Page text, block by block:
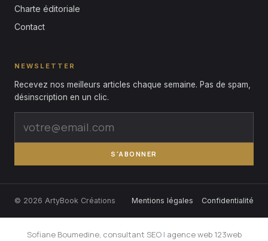
Charte éditoriale
Contact
NEWSLETTER
Recevez nos meilleurs articles chaque semaine. Pas de spam,
désinscription en un clic.
S'ABONNER
© 2026 ArtyBook Créations Mentions légales Confidentialité
Sofiane Boumedine, consultant SEO| agence web 123web